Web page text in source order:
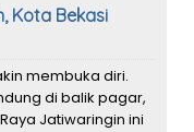
Kota Bekasi
membuka diri.
di balik pagar,
Jatiwaringin ini